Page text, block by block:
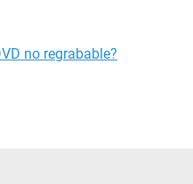
no regrabable?